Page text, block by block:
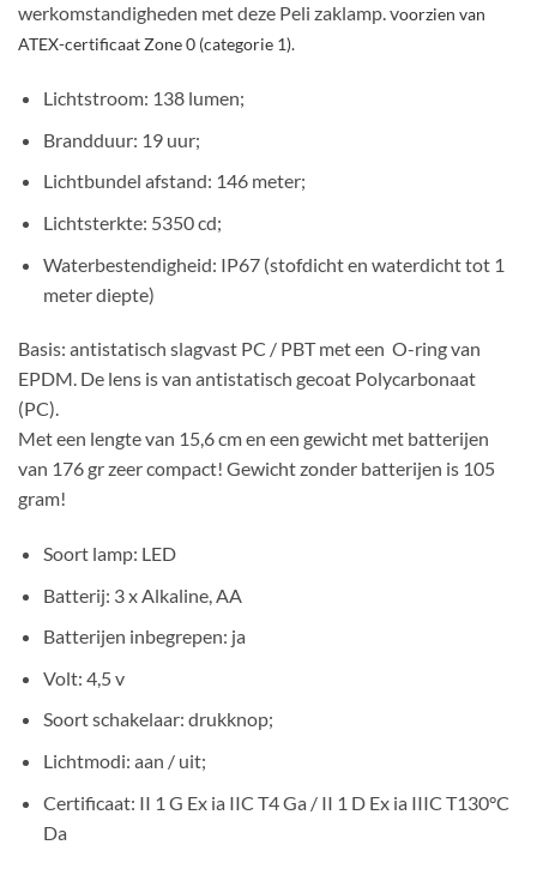
werkomstandigheden met deze Peli zaklamp. voorzien van
ATEX-certificaat Zone 0 (categorie 1).
Lichtstroom: 138 lumen;
Brandduur: 19 uur;
Lichtbundel afstand: 146 meter;
Lichtsterkte: 5350 cd;
Waterbestendigheid: IP67 (stofdicht en waterdicht tot 1
meter diepte)
Basis: antistatisch slagvast PC / PBT met een O-ring van
EPDM. De lens is van antistatisch gecoat Polycarbonaat
(PC).
Met een lengte van 15,6 cm en een gewicht met batterijen
van 176 gr zeer compact! Gewicht zonder batterijen is 105
gram!
Soort lamp: LED
Batterij: 3 x Alkaline, AA
Batterijen inbegrepen: ja
Volt: 4,5 v
Soort schakelaar: drukknop;
Lichtmodi: aan / uit;
Certificaat: II 1 G Ex ia IIC T4 Ga / II 1 D Ex ia IIIC T130°C
Da